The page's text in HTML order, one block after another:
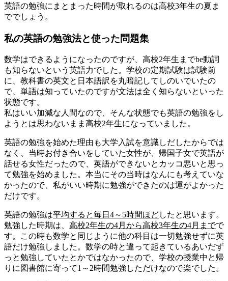
英語の勉強にまとまった時間が取れるのは高校3年生の夏ま
ででしょう。
私の英語の勉強法と使った問題集
数学はできるようになったのですが、高校2年生までbe動詞
も知らないという英語力でした。学校の定期試験は試験前
に、教科書の英文と日本語訳を丸暗記してしのいでいたの
で、単語は知っていたのですが文法は全く知らないといった
状態です。
私はいい加減な人間なので、そんな状態でも英語の勉強をし
ようとは思わないまま高校2年生になっていました。
英語の勉強を始めた理由も大学入試を意識しだしたからでは
なく、当時お付き合いをしていた女性が、帰国子女で英語が
話せる女性だったので、英語ができないとカッコ悪いと思っ
て勉強を始めました。本当にその当時はなんにも考えていな
かったので、私がいい時期に勉強ができたのは運がよかった
だけです。
英語の勉強は平均すると毎日4～5時間ほどしたと思います。
勉強した時期は、 高校2年生の4月から高校3年生の4月までで
す。この時も数学と同じように他の科目は一切勉強せずに英
語だけ勉強 しました。数学の時と違って起きているあいだず
っと勉強していたとかではなかったので、学校の授業中と帰
りに図書館に寄って1～2時間勉強しただけなので楽でした。